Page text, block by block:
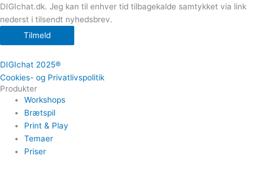
DIGIchat.dk. Jeg kan til enhver tid tilbagekalde samtykket via link
nederst i tilsendt nyhedsbrev.
Tilmeld
DIGIchat 2025®
Cookies- og Privatlivspolitik
Produkter
Workshops
Brætspil
Print & Play
Temaer
Priser